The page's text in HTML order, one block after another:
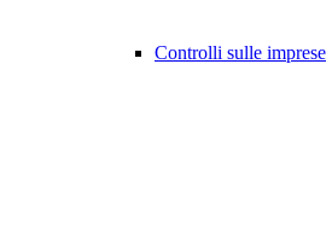
Controlli sulle imprese